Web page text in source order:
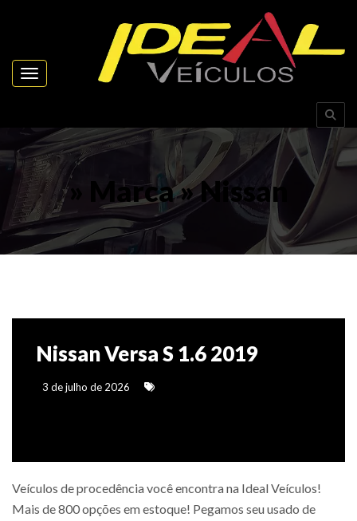
Toggle navigation
» Marca » Nissan
Nissan Versa S 1.6 2019
3 de julho de 2026
Veículos de procedência você encontra na Ideal Veículos!
Mais de 800 opções em estoque! Pegamos seu usado de